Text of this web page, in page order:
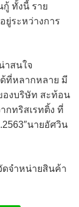
กู้ ทั้งนี้ ราย
ยู่ระหว่างการ
าสนใจ
ด้ที่หลากหลาย มี
องบริษัท สะท้อน
กทริสเรทติ้ง ที่
นายอัศวิน
ดจำหน่ายสินค้า